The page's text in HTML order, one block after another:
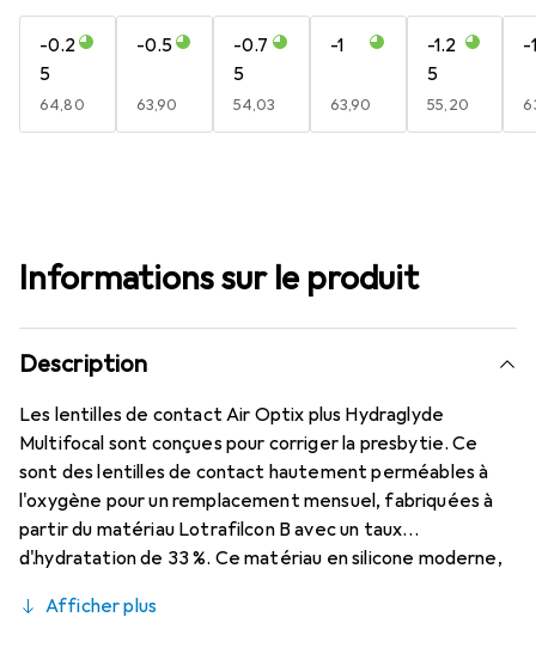
-0.2
5
EUR
64,80
-0.5
EUR
63,90
-0.7
5
EUR
54,03
-1
EUR
63,90
-1.2
5
EUR
55,20
-
Informations sur le produit
Description
Les lentilles de contact Air Optix plus Hydraglyde
Multifocal sont conçues pour corriger la presbytie. Ce
sont des lentilles de contact hautement perméables à
l'oxygène pour un remplacement mensuel, fabriquées à
partir du matériau Lotrafilcon B avec un taux
d'hydratation de 33 %. Ce matériau en silicone moderne,
Matrix, est combiné avec la technologie SmartShield bien
Afficher plus